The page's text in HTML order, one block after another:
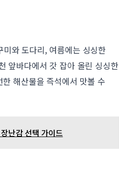
와 도다리, 여름에는 싱싱한
앞바다에서 갓 잡아 올린 싱싱한
해산물을 즉석에서 맛볼 수
난감 선택 가이드